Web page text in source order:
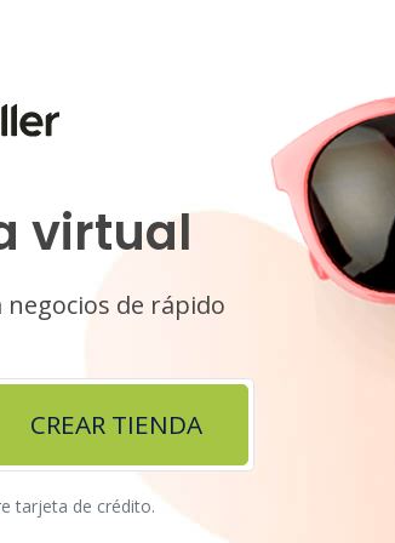
virtual
de rápido
CREAR TIENDA
tarjeta de crédito.